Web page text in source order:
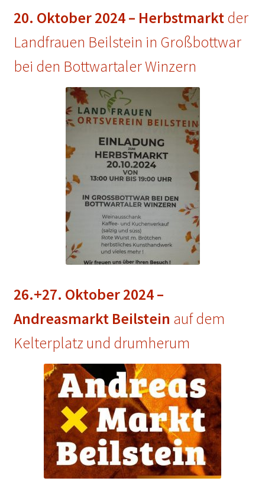
20. Oktober 2024 – Herbstmarktder
Landfrauen Beilstein in Großbottwar
bei den Bottwartaler Winzern
26.+27. Oktober 2024 –
Andreasmarkt Beilstein auf dem
Kelterplatz und drumherum